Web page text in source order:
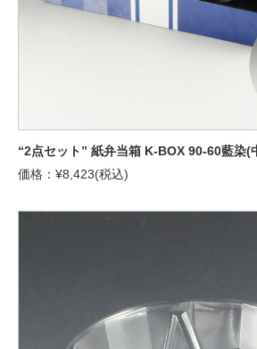
“2点セット” 紙弁当箱 K-BOX 90-60藍染(
価格：¥8,423(税込)